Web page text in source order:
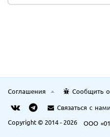
Соглашения Сообщить
Связаться с нами
Copyright © 2014 - 2026
ООО